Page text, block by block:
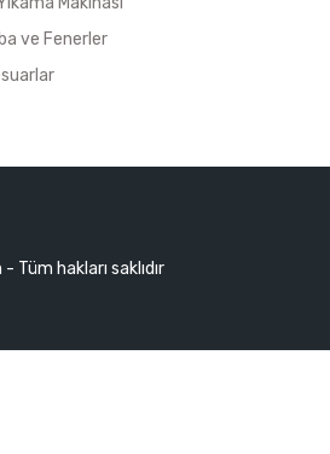
ve Fenerler
hakları saklıdır